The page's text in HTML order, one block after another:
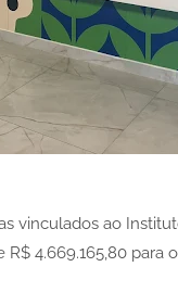
vinculados ao
4.669.165,80